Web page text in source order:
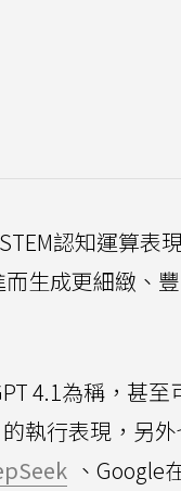
認知運算表
生成更細緻、
4.1為稱，甚至
的執行表現，另
、Google